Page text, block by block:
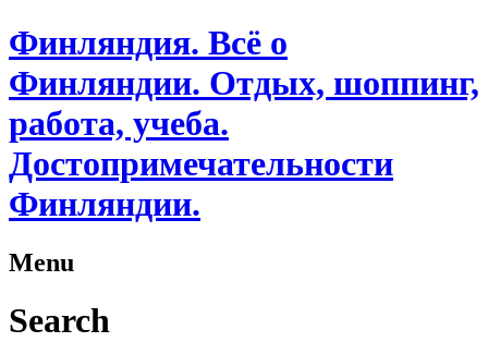
Финляндия. Всё о
Финляндии. Отдых, шоппинг,
работа, учеба.
Достопримечательности
Финляндии.
Menu
Search